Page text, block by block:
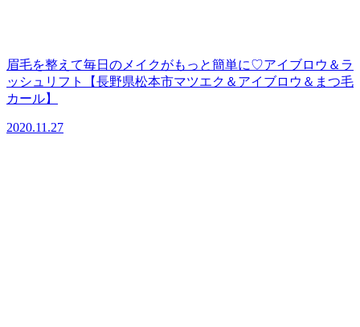
眉毛を整えて毎日のメイクがもっと簡単に♡アイブロウ＆ラ
ッシュリフト【長野県松本市マツエク＆アイブロウ＆まつ毛
カール】
2020.11.27